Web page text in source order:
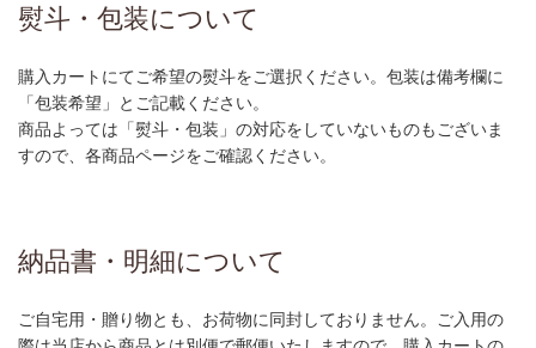
熨斗・包装について
購入カートにてご希望の熨斗をご選択ください。包装は備考欄に
「包装希望」とご記載ください。
商品よっては「熨斗・包装」の対応をしていないものもございま
すので、各商品ページをご確認ください。
納品書・明細について
ご自宅用・贈り物とも、お荷物に同封しておりません。ご入用の